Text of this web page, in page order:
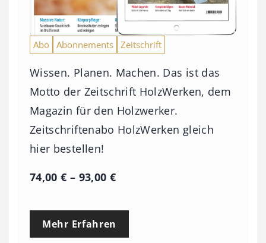
Abo Abonnements Zeitschrift
Wissen. Planen. Machen. Das ist das
Motto der Zeitschrift HolzWerken, dem
Magazin für den Holzwerker.
Zeitschriftenabo HolzWerken gleich
hier bestellen!
74,00€ – 93,00 €P
e
Mehr Erfahren